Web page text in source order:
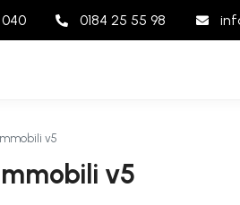
040 0184 25 55 98
v5
v5